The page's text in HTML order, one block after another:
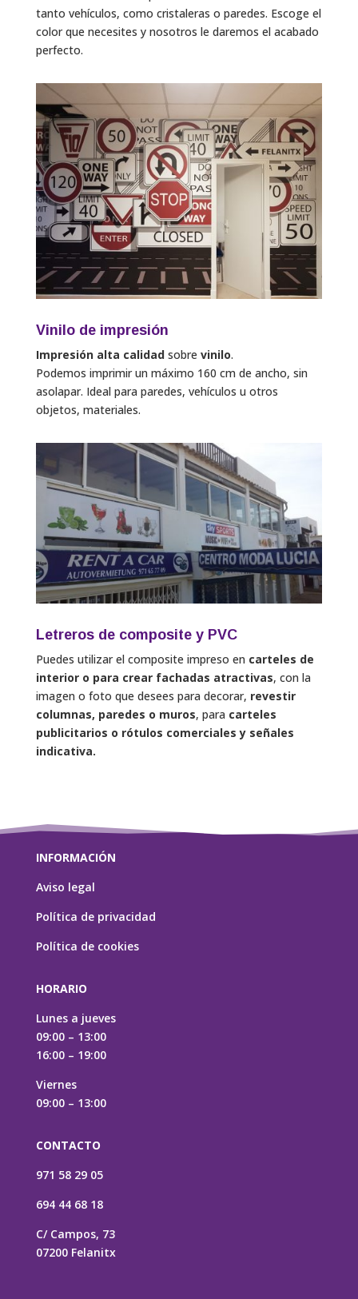
tanto vehículos, como cristaleras o paredes. Escoge el
color que necesites y nosotros le daremos el acabado
perfecto.
Vinilo de impresión
Impresión alta calidadsobre vinilo.
Podemos imprimir un máximo 160 cm de ancho, sin
asolapar. Ideal para paredes, vehículos u otros
objetos, materiales.
Letreros de composite y PVC
Puedes utilizar el composite impreso en carteles de
interior o para crear fachadas atractivas, con la
imagen o foto que desees para decorar, revestir
columnas, paredes o muros, para carteles
publicitarios o rótulos comerciales y señales
indicativa.
INFORMACIÓN
Aviso legal
Política de privacidad
Política de cookies
HORARIO
Lunes a jueves
09:00 – 13:00
16:00 – 19:00
Viernes
09:00 – 13:00
CONTACTO
971 58 29 05
694 44 68 18
C/ Campos, 73
07200 Felanitx